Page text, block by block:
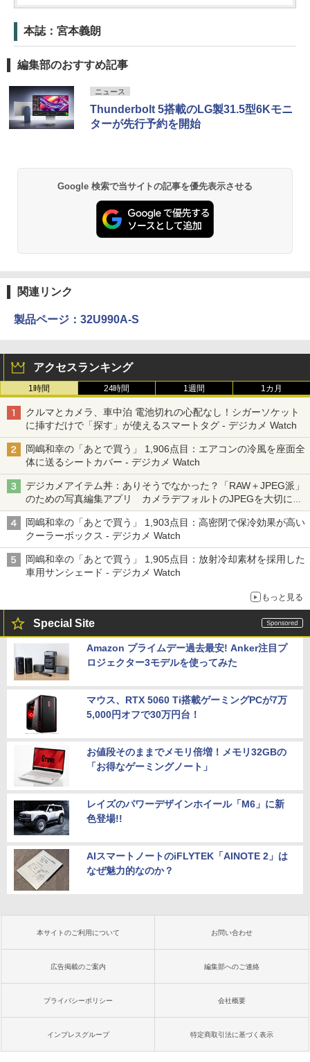
本誌：宮本義朗
編集部のおすすめ記事
ニュース
Thunderbolt 5搭載のLG製31.5型6Kモニ
ターが先行予約を開始
Google 検索で当サイトの記事を優先表示させる
関連リンク
製品ページ：32U990A-S
アクセスランキング
1時間 24時間 1週間 1カ月
クルマとカメラ、車中泊 電池切れの心配なし！シガーソケット
に挿すだけで「探す」が使えるスマートタグ - デジカメ Watch
岡嶋和幸の「あとで買う」 1,906点目：エアコンの冷風を座面全
体に送るシートカバー - デジカメ Watch
デジカメアイテム丼：ありそうでなかった？「RAW＋JPEG派」
のための写真編集アプリ カメラデフォルトのJPEGを大切にす
る「Filmator」
岡嶋和幸の「あとで買う」 1,903点目：高密閉で保冷効果が高い
クーラーボックス - デジカメ Watch
岡嶋和幸の「あとで買う」 1,905点目：放射冷却素材を採用した
車用サンシェード - デジカメ Watch
もっと見る
Special Site
Amazon プライムデー過去最安! Anker注目プ
ロジェクター3モデルを使ってみた
マウス、RTX 5060 Ti搭載ゲーミングPCが7万
5,000円オフで30万円台！
お値段そのままでメモリ倍増！メモリ32GBの
「お得なゲーミングノート」
レイズのパワーデザインホイール「M6」に新
色登場!!
AIスマートノートのiFLYTEK「AINOTE 2」は
なぜ魅力的なのか？
本サイトのご利用について お問い合わせ
広告掲載のご案内 編集部へのご連絡
プライバシーポリシー 会社概要
インプレスグループ 特定商取引法に基づく表示